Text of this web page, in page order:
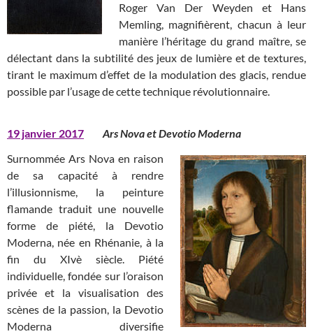
Roger Van Der Weyden et Hans
Memling, magnifièrent, chacun à leur
manière l’héritage du grand maître, se
délectant dans la subtilité des jeux de lumière et de textures,
tirant le maximum d’effet de la modulation des glacis, rendue
possible par l’usage de cette technique révolutionnaire.
19 janvier 2017
Ars Nova et Devotio Moderna
Surnommée Ars Nova en raison
de sa capacité à rendre
l’illusionnisme, la peinture
flamande traduit une nouvelle
forme de piété, la Devotio
Moderna, née en Rhénanie, à la
fin du XIvè siècle. Piété
individuelle, fondée sur l’oraison
privée et la visualisation des
scènes de la passion, la Devotio
Moderna diversifie